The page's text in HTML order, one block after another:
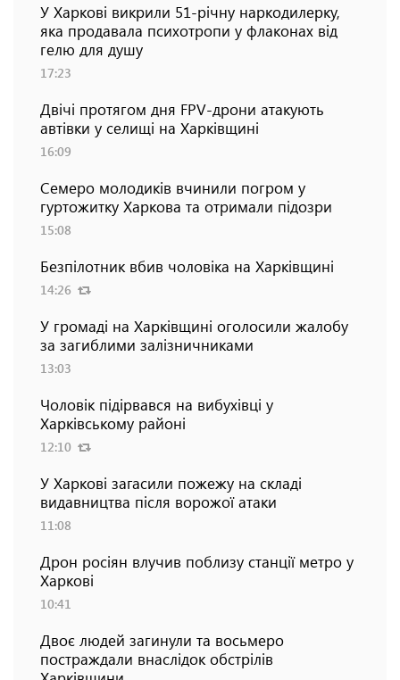
У Харкові викрили 51-річну наркодилерку,
яка продавала психотропи у флаконах від
гелю для душу
17:23
Двічі протягом дня FPV-дрони атакують
автівки у селищі на Харківщині
16:09
Семеро молодиків вчинили погром у
гуртожитку Харкова та отримали підозри
15:08
Безпілотник вбив чоловіка на Харківщині
14:26
У громаді на Харківщині оголосили жалобу
за загиблими залізничниками
13:03
Чоловік підірвався на вибухівці у
Харківському районі
12:10
У Харкові загасили пожежу на складі
видавництва після ворожої атаки
11:08
Дрон росіян влучив поблизу станції метро у
Харкові
10:41
Двоє людей загинули та восьмеро
постраждали внаслідок обстрілів